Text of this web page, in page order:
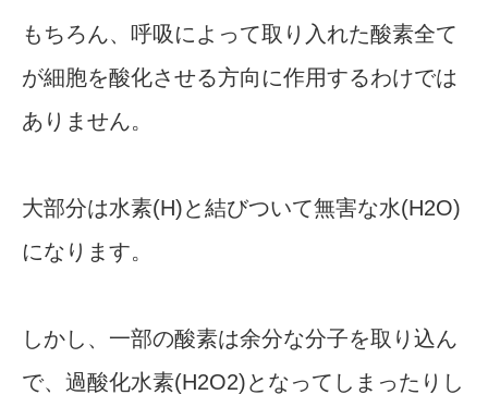
もちろん、呼吸によって取り入れた酸素全て
が細胞を酸化させる方向に作用するわけでは
ありません。
大部分は水素(H)と結びついて無害な水(H2O)
になります。
しかし、一部の酸素は余分な分子を取り込ん
で、過酸化水素(H2O2)となってしまったりし